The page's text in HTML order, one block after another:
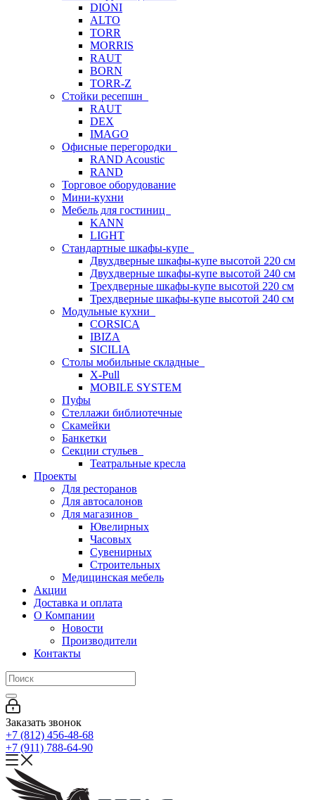
DIONI
ALTO
TORR
MORRIS
RAUT
BORN
TORR-Z
Стойки ресепшн
RAUT
DEX
IMAGO
Офисные перегородки
RAND Acoustic
RAND
Торговое оборудование
Мини-кухни
Мебель для гостиниц
KANN
LIGHT
Стандартные шкафы-купе
Двухдверные шкафы-купе высотой 220 см
Двухдверные шкафы-купе высотой 240 см
Трехдверные шкафы-купе высотой 220 см
Трехдверные шкафы-купе высотой 240 см
Модульные кухни
CORSICA
IBIZA
SICILIA
Столы мобильные складные
X-Pull
MOBILE SYSTEM
Пуфы
Стеллажи библиотечные
Скамейки
Банкетки
Секции стульев
Театральные кресла
Проекты
Для ресторанов
Для автосалонов
Для магазинов
Ювелирных
Часовых
Сувенирных
Строительных
Медицинская мебель
Акции
Доставка и оплата
О Компании
Новости
Производители
Контакты
Заказать звонок
+7 (812) 456-48-68
+7 (911) 788-64-90